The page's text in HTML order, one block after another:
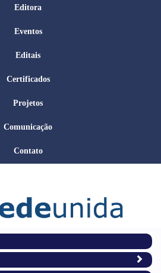
Editora
Eventos
Editais
Certificados
Projetos
Comunicação
Contato